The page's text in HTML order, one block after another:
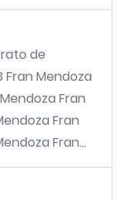
de
Mendoza
Fran
Fran
Fran...